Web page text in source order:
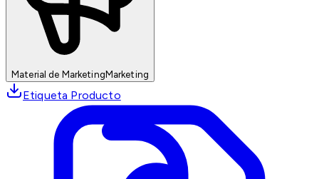
Material de MarketingMarketing
Etiqueta Producto